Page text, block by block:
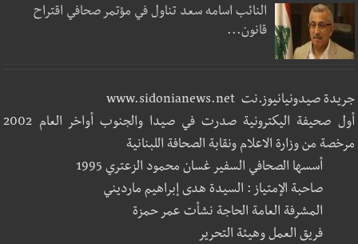
النائب اسامه سعد تناول في مؤتمر صحافي اقتراح
قانون...
جريدة صيدونيانيوز.نت www.sidonianews.net
أول صحيفة اليكترونية صدرت في صيدا والجنوب أواخر العام 2002
مرخصة من وزارة الاعلام ونقابة الصحافة اللبنانية
أسسها الصحافي السفير غسان محمود الزعتري 1995
صاحبة الإمتياز : السيدة هدى إبراهيم مارديني
المشرفة العامة الحاجة نشأت عمر حمزة
فريق العمل وهيئة التحرير